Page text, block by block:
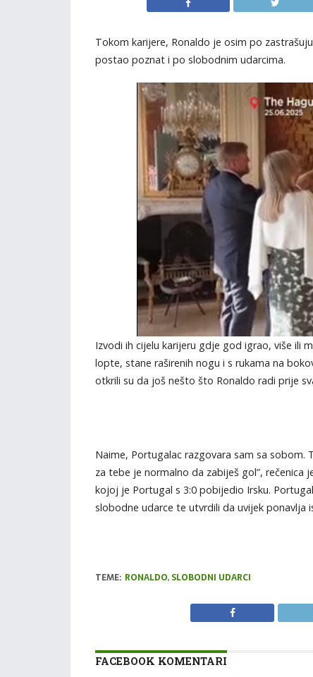
Tokom karijere, Ronaldo je osim po
postao poznat i po slobodnim udarcima.
Izvodi ih cijelu karijeru gdje god igrao, više ili
lopte, stane raširenih nogu i s rukama na
otkrili su da još nešto što Ronaldo radi prije
Naime, Portugalac razgovara sam sa sobom.
za tebe je normalno da zabiješ gol”, rečenica
kojoj je Portugal s 3:0 pobijedio Irsku.
slobodne udarce te utvrdili da uvijek ponavlja
TEME: RONALDO, SLOBODNI UDARCI
FACEBOOK KOMENTARI